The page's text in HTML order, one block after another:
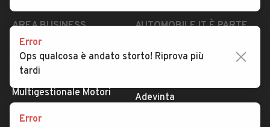
AREA BUSINESS
Registrazione
concessionario
Multigestionale Motori
AUTOMOBILE.IT È PARTE
subito.it
Adevinta
Error
Ops qualcosa è andato storto! Riprova più
tardi
Error